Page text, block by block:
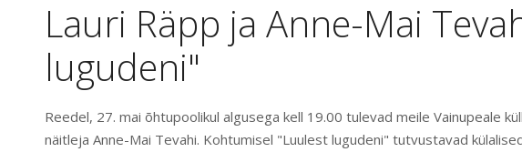
Lauri Räpp ja Anne-Mai
lugudeni"
Reedel, 27. mai õhtupoolikul algusega kell 19.00 tulevad meile Vainupeale
näitleja Anne-Mai Tevahi. Kohtumisel "Luulest lugudeni" tutvustavad